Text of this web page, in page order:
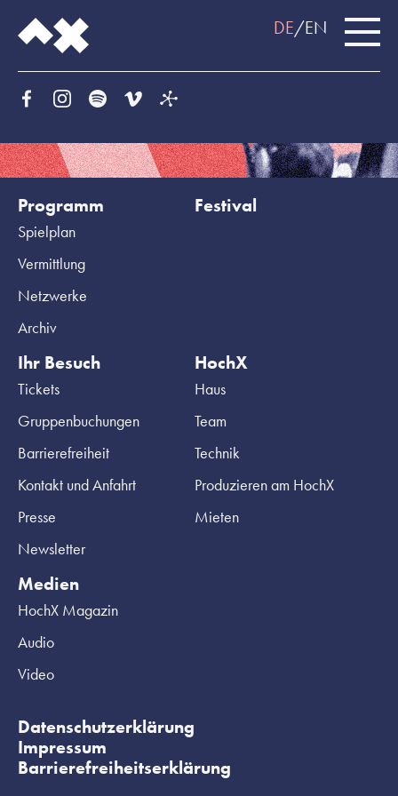
DE EN
Programm
Spielplan
Vermittlung
Netzwerke
Archiv
Festival
Ihr Besuch
Tickets
Gruppenbuchungen
Barrierefreiheit
Kontakt und Anfahrt
Presse
Newsletter
HochX
Haus
Team
Technik
Produzieren am HochX
Mieten
Medien
HochX Magazin
Audio
Video
Datenschutzerklärung
Impressum
Barrierefreiheitserklärung